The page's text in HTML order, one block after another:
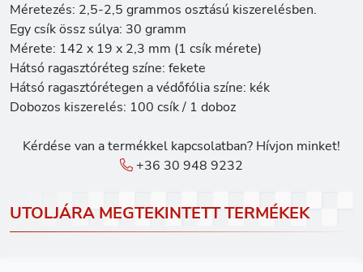
Méretezés: 2,5-2,5 grammos osztású kiszerelésben.
Egy csík össz súlya: 30 gramm
Mérete: 142 x 19 x 2,3 mm (1 csík mérete)
Hátsó ragasztóréteg színe: fekete
Hátsó ragasztórétegen a védőfólia színe: kék
Dobozos kiszerelés: 100 csík / 1 doboz
Kérdése van a termékkel kapcsolatban? Hívjon minket!
+36 30 948 9232
UTOLJÁRA MEGTEKINTETT TERMÉKEK